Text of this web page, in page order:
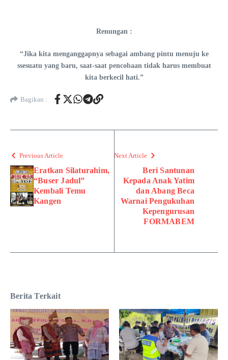
Renungan :
“Jika kita menganggapnya sebagai ambang pintu menuju ke
ssesuatu yang baru, saat-saat pencobaan tidak harus membuat
kita berkecil hati.”
Bagikan :
Previous Article
Eratkan Silaturahim,
“Buser Jadul”
Kembali Temu
Kangen
Next Article
Beri Santunan
Kepada Anak Yatim
dan Abang Beca
Warnai Pengukuhan
Kepengurusan
FORMABEM
Berita Terkait